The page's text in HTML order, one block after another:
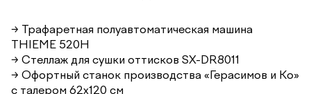
→ Трафаретная полуавтоматическая машина
THIEME 520H
→ Стеллаж для сушки оттисков SX-DR8011
→ Офортный станок производства «Герасимов и Ко»
с талером 62х120 см